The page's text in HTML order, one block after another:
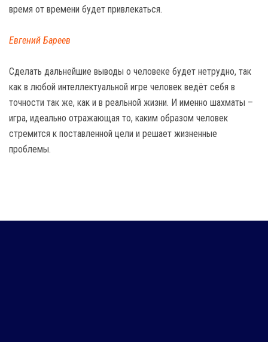
время от времени будет привлекаться.
Евгений Бареев
Сделать дальнейшие выводы о человеке будет нетрудно, так
как в любой интеллектуальной игре человек ведёт себя в
точности так же, как и в реальной жизни. И именно шахматы –
игра, идеально отражающая то, каким образом человек
стремится к поставленной цели и решает жизненные
проблемы.